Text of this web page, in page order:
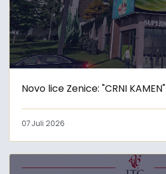
Novo lice Zenice: "CRNI KAMEN"
07 Juli 2026